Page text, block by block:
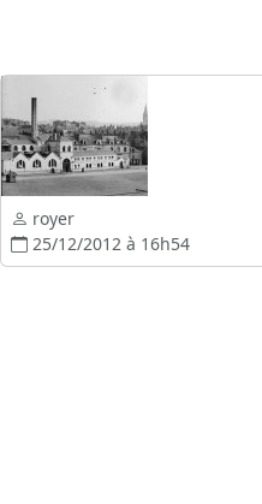
royer
25/12/2012 à 16h54